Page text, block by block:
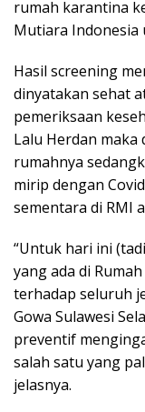
rumah karantina
Mutiara Indonesia
Hasil screening
dinyatakan sehat
pemeriksaan
Lalu Herdan
rumahnya
mirip dengan
sementara di RMI
“Untuk hari ini
yang ada di
terhadap seluruh
Gowa Sulawesi
preventif
salah satu yang
jelasnya.